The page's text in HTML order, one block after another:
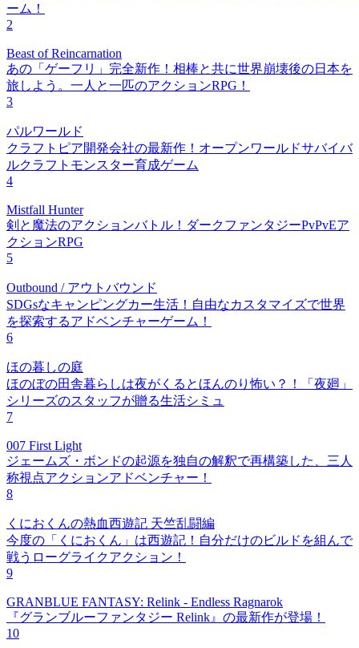
ーム！
2
Beast of Reincarnation
あの「ゲーフリ」完全新作！相棒と共に世界崩壊後の日本を
旅しよう。一人と一匹のアクションRPG！
3
パルワールド
クラフトピア開発会社の最新作！オープンワールドサバイバ
ルクラフトモンスター育成ゲーム
4
Mistfall Hunter
剣と魔法のアクションバトル！ダークファンタジーPvPvEア
クションRPG
5
Outbound / アウトバウンド
SDGsなキャンピングカー生活！自由なカスタマイズで世界
を探索するアドベンチャーゲーム！
6
ほの暮しの庭
ほのぼの田舎暮らしは夜がくるとほんのり怖い？！「夜廻」
シリーズのスタッフが贈る生活シミュ
7
007 First Light
ジェームズ・ボンドの起源を独自の解釈で再構築した、三人
称視点アクションアドベンチャー！
8
くにおくんの熱血西遊記 天竺乱闘編
今度の「くにおくん」は西遊記！自分だけのビルドを組んで
戦うローグライクアクション！
9
GRANBLUE FANTASY: Relink - Endless Ragnarok
『グランブルーファンタジー Relink』の最新作が登場！
10